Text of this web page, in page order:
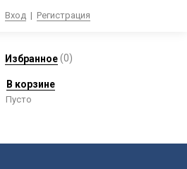
Вход | Регистрация
Избранное(0)
В корзине
Пусто